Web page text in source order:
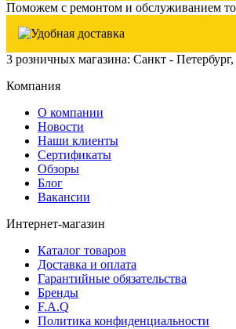
Поможем с ремонтом и обслуживанием
3 розничных магазина: Санкт -
Компания
О компании
Новости
Наши клиенты
Сертификаты
Обзоры
Блог
Вакансии
Интернет-магазин
Каталог товаров
Доставка и оплата
Гарантийные обязательства
Бренды
F.A.Q
Политика конфиденциальности